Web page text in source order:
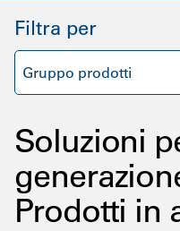
Filtra per
Gruppo prodotti
Soluzioni
Prodotti in